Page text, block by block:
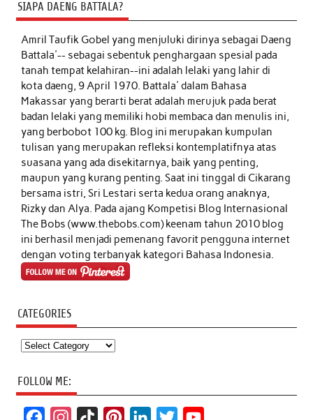
SIAPA DAENG BATTALA?
Amril Taufik Gobelyang menjuluki dirinya sebagai Daeng
Battala'-- sebagai sebentuk penghargaan spesial pada
tanah tempat kelahiran--ini adalah lelaki yang lahir di
kota daeng, 9 April 1970. Battala' dalam Bahasa
Makassar yang berarti berat adalah merujuk pada berat
badan lelaki yang memiliki hobi membaca dan menulis ini,
yang berbobot 100 kg. Blog ini merupakan kumpulan
tulisan yang merupakan refleksi kontemplatifnya atas
suasana yang ada disekitarnya, baik yang penting,
maupun yang kurang penting. Saat ini tinggal di Cikarang
bersama istri, Sri Lestari serta kedua orang anaknya,
Rizky dan Alya. Pada ajang Kompetisi Blog Internasional
The Bobs (www.thebobs.com) keenam tahun 2010 blog
ini berhasil menjadi pemenang favorit pengguna internet
dengan voting terbanyak kategori Bahasa Indonesia.
CATEGORIES
Categories
FOLLOW ME: